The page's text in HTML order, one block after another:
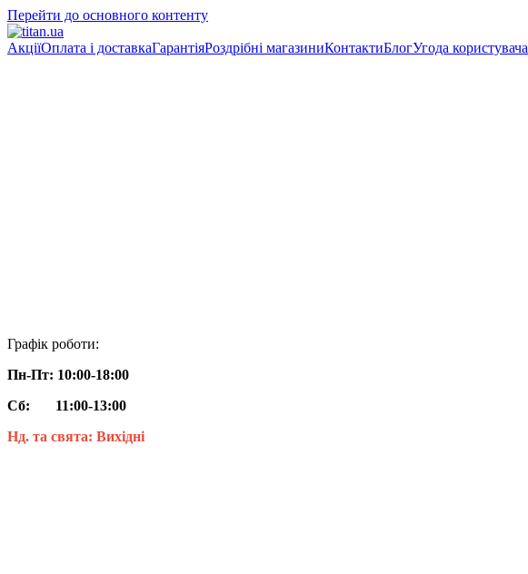
Перейти до основного контенту
АкціїОплата і доставкаГарантіяРоздрібні магазиниКонтактиБлогУгода користувача
Графік роботи:
Пн-Пт: 10:00-18:00
Сб: 11:00-13:00
Нд. та свята: Вихідні